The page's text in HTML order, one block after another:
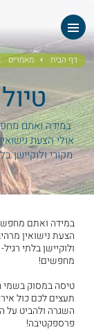
דף הבית מאמרים
במידה ואתם
אולי הצעת
מקורי ולוקיישן
במידה ואתם
הצעת נישואין
ולוקיישן בלתי
מחפשים!
טיסה במסוק בשמי
תעצים לכם כול
השגרה ולהביט על
פרספקטיבה!